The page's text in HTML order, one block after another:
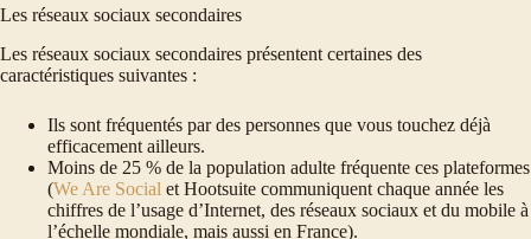
Les réseaux sociaux secondaires
Les réseaux sociaux secondaires présentent certaines des
caractéristiques suivantes :
Ils sont fréquentés par des personnes que vous touchez déjà
efficacement ailleurs.
Moins de 25 % de la population adulte fréquente ces plateformes
(We Are Social et Hootsuite communiquent chaque année les
chiffres de l’usage d’Internet, des réseaux sociaux et du mobile à
l’échelle mondiale, mais aussi en France).